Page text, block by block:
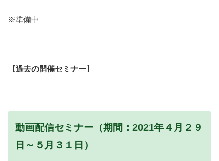
※準備中
【過去の開催セミナー】
動画配信セミナー（期間：2021年４月２９
日～５月３１日）